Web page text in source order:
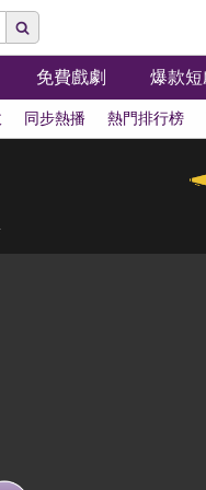
免費戲劇 爆款短
同步熱播 熱門排行榜